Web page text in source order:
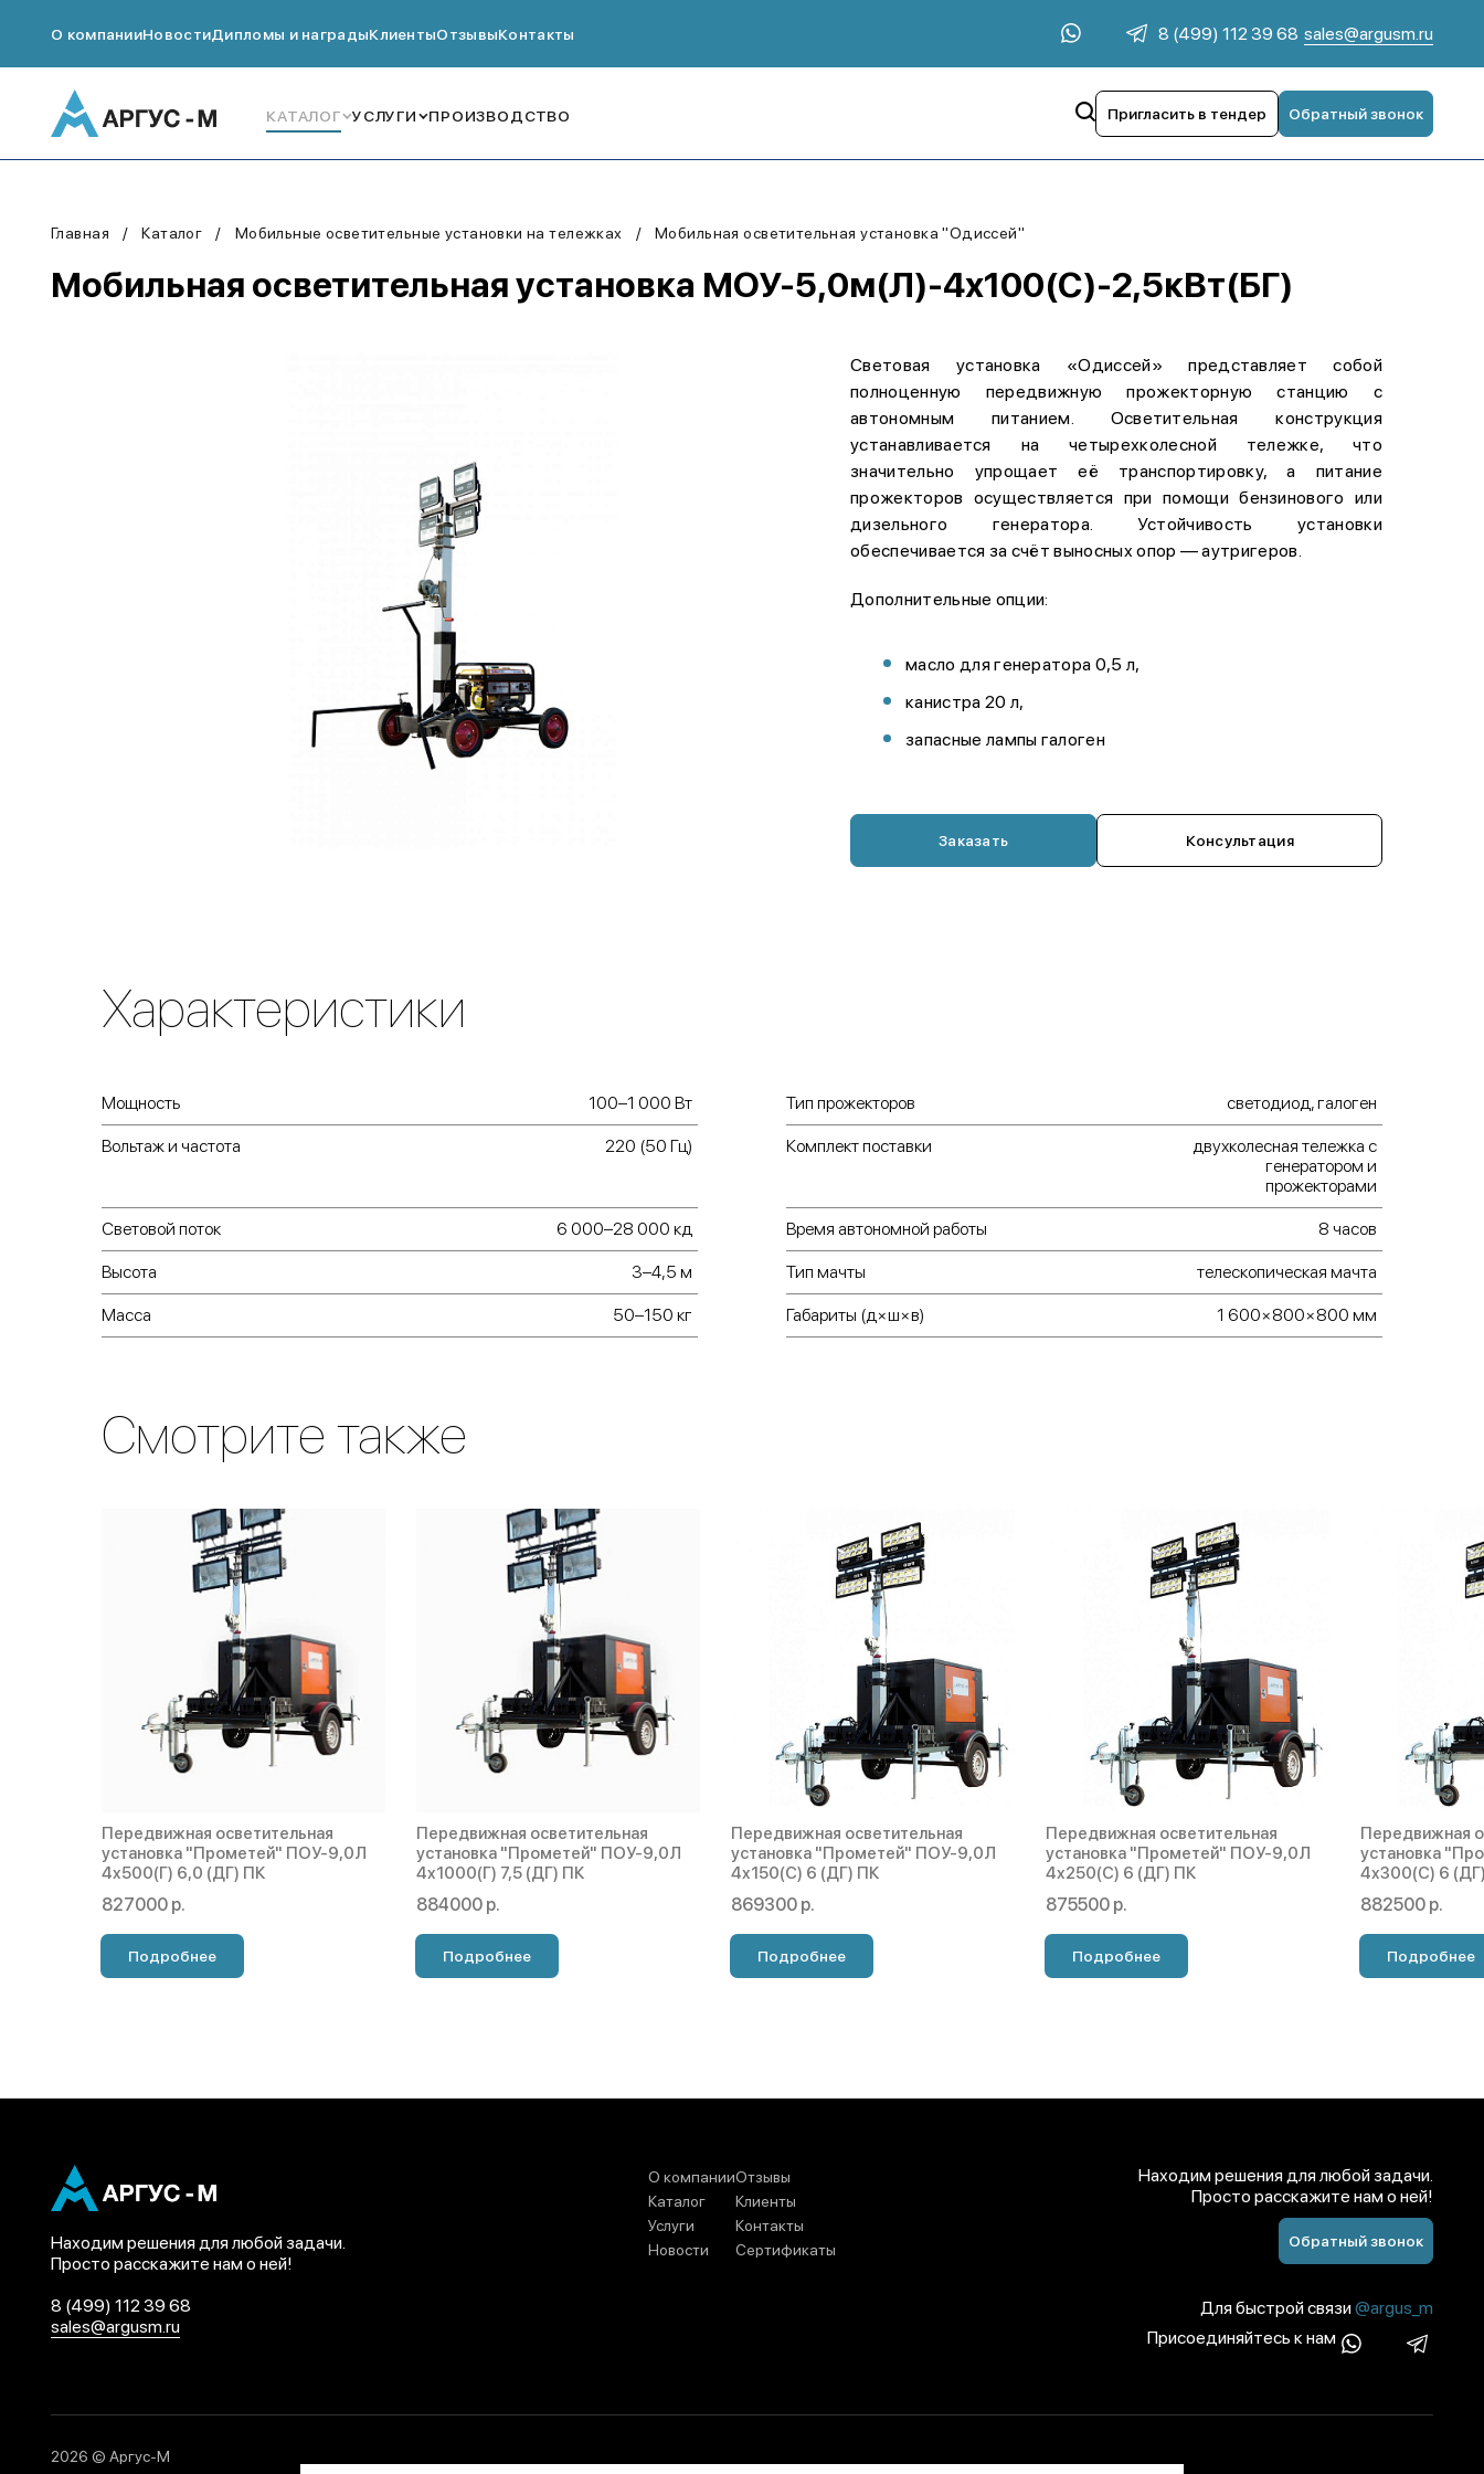
О компанииНовостиДипломы и наградыКлиентыОтзывыКонтакты 8 (499) 112 39 68 sales@argusm.ru
КАТАЛОГ УСЛУГИ ПРОИЗВОДСТВО Пригласить в тендер Обратный звонок
Главная Каталог Мобильные осветительные установки на тележках Мобильная осветительная установка "Одиссей"
Мобильная осветительная установка МОУ-5,0м(Л)-4х100(С)-2,5кВт(БГ)
Световая установка «Одиссей» представляет собой
полноценную передвижную прожекторную станцию с
автономным питанием. Осветительная конструкция
устанавливается на четырехколесной тележке, что
значительно упрощает её транспортировку, а питание
прожекторов осуществляется при помощи бензинового или
дизельного генератора. Устойчивость установки
обеспечивается за счёт выносных опор — аутригеров.
Дополнительные опции:
масло для генератора 0,5 л,
канистра 20 л,
запасные лампы галоген
Заказать Консультация
Характеристики
Мощность 100–1 000 Вт Тип прожекторов светодиод, галоген
Вольтаж и частота 220 (50 Гц) Комплект поставки
двухколесная тележка с
генератором и
прожекторами
Световой поток 6 000–28 000 кд Время автономной работы 8 часов
Высота 3–4,5 м Тип мачты телескопическая мачта
Масса 50–150 кг Габариты (д×ш×в) 1 600×800×800 мм
Смотрите также
Передвижная осветительная
установка "Прометей" ПОУ-9,0Л
4х500(Г) 6,0 (ДГ) ПК
827000 р.
Подробнее
Передвижная осветительная
установка "Прометей" ПОУ-9,0Л
4х1000(Г) 7,5 (ДГ) ПК
884000 р.
Подробнее
Передвижная осветительная
установка "Прометей" ПОУ-9,0Л
4х150(С) 6 (ДГ) ПК
869300 р.
Подробнее
Передвижная осветительная
установка "Прометей" ПОУ-9,0Л
4х250(С) 6 (ДГ) ПК
875500 р.
Подробнее
Передвижная
установка
4х300(С) 6
882500 р.
Подробнее
Находим решения для любой задачи.
Просто расскажите нам о ней!
8 (499) 112 39 68
sales@argusm.ru
О компании
Каталог
Услуги
Новости
Отзывы
Клиенты
Контакты
Сертификаты
Находим решения для любой задачи.
Просто расскажите нам о ней!
Обратный звонок
Для быстрой связи@argus_m
Присоединяйтесь к нам
2026 © Аргус-М